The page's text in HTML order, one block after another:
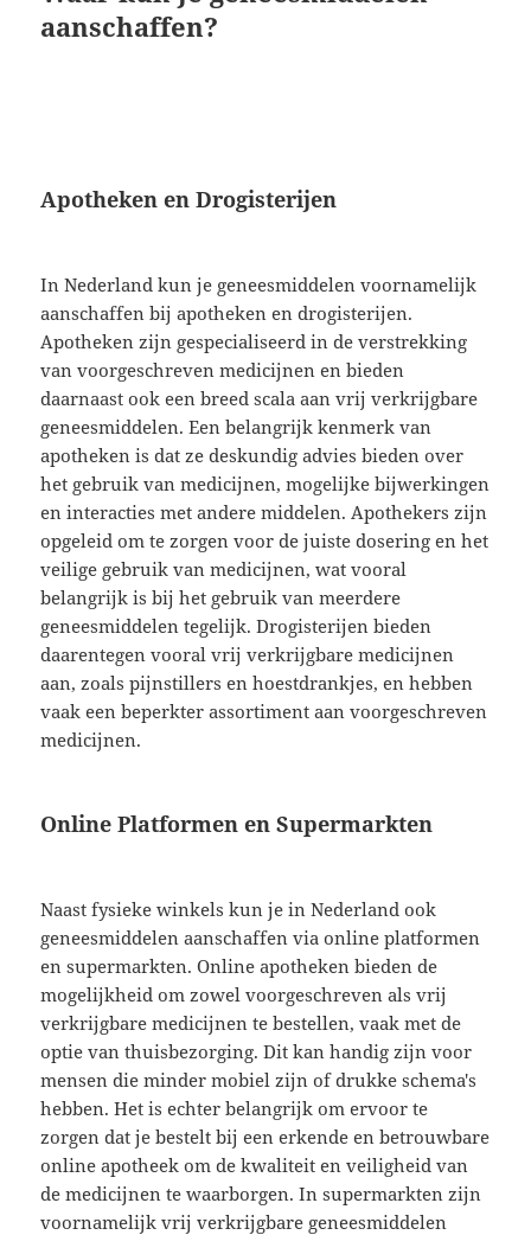
aanschaffen?
Apotheken en Drogisterijen
In Nederland kun je geneesmiddelen voornamelijk
aanschaffen bij apotheken en drogisterijen.
Apotheken zijn gespecialiseerd in de verstrekking
van voorgeschreven medicijnen en bieden
daarnaast ook een breed scala aan vrij verkrijgbare
geneesmiddelen. Een belangrijk kenmerk van
apotheken is dat ze deskundig advies bieden over
het gebruik van medicijnen, mogelijke bijwerkingen
en interacties met andere middelen. Apothekers zijn
opgeleid om te zorgen voor de juiste dosering en het
veilige gebruik van medicijnen, wat vooral
belangrijk is bij het gebruik van meerdere
geneesmiddelen tegelijk. Drogisterijen bieden
daarentegen vooral vrij verkrijgbare medicijnen
aan, zoals pijnstillers en hoestdrankjes, en hebben
vaak een beperkter assortiment aan voorgeschreven
medicijnen.
Online Platformen en Supermarkten
Naast fysieke winkels kun je in Nederland ook
geneesmiddelen aanschaffen via online platformen
en supermarkten. Online apotheken bieden de
mogelijkheid om zowel voorgeschreven als vrij
verkrijgbare medicijnen te bestellen, vaak met de
optie van thuisbezorging. Dit kan handig zijn voor
mensen die minder mobiel zijn of drukke schema's
hebben. Het is echter belangrijk om ervoor te
zorgen dat je bestelt bij een erkende en betrouwbare
online apotheek om de kwaliteit en veiligheid van
de medicijnen te waarborgen. In supermarkten zijn
voornamelijk vrij verkrijgbare geneesmiddelen